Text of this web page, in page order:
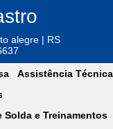
alegre | RS
Assistência Técnica
Solda e Treinamentos